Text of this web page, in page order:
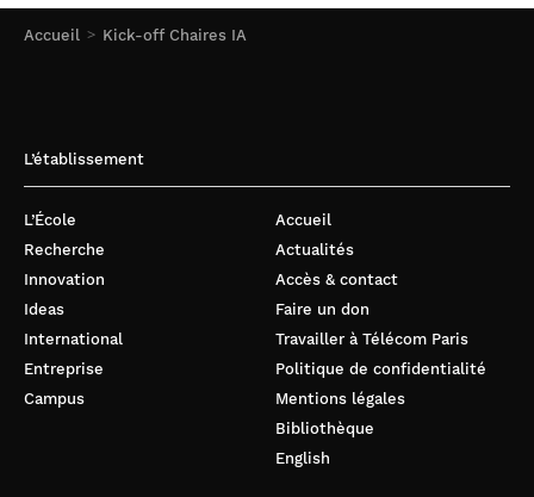
Accueil Kick-off Chaires IA
L’établissement
L’École
Recherche
Innovation
Ideas
International
Entreprise
Campus
Accueil
Actualités
Accès & contact
Faire un don
Travailler à Télécom Paris
Politique de confidentialité
Mentions légales
Bibliothèque
English